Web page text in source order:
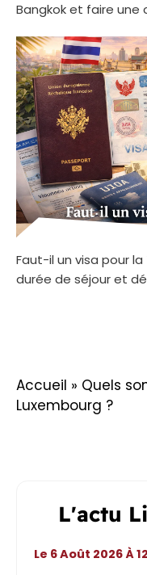
Bangkok et faire une
Faut-il un visa pour
durée de séjour et
Accueil » Quels
Luxembourg ?
L'actu
Le 6 Août 2026 À